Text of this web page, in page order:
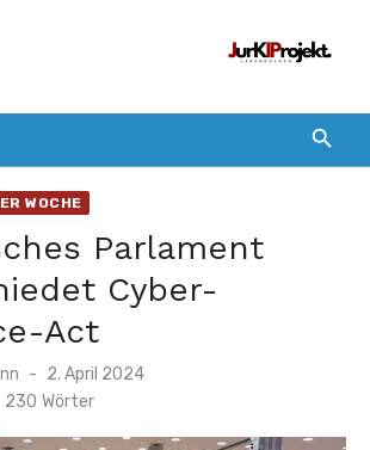
WOCHE
Parlament
Cyber-
Act
Veröffentlicht
am
2. April 2024
230 Wörter